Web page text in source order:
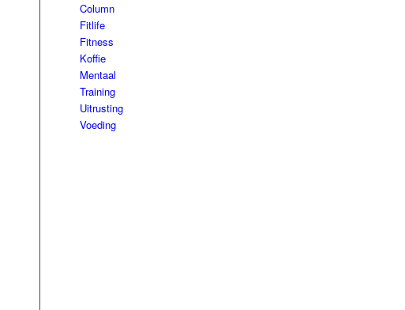
Column
Fitlife
Fitness
Koffie
Mentaal
Training
Uitrusting
Voeding